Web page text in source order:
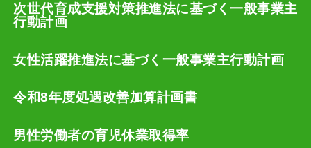
次世代育成支援対策推進法に基づく一般事業主
行動計画
女性活躍推進法に基づく一般事業主行動計画
令和8年度処遇改善加算計画書
男性労働者の育児休業取得率